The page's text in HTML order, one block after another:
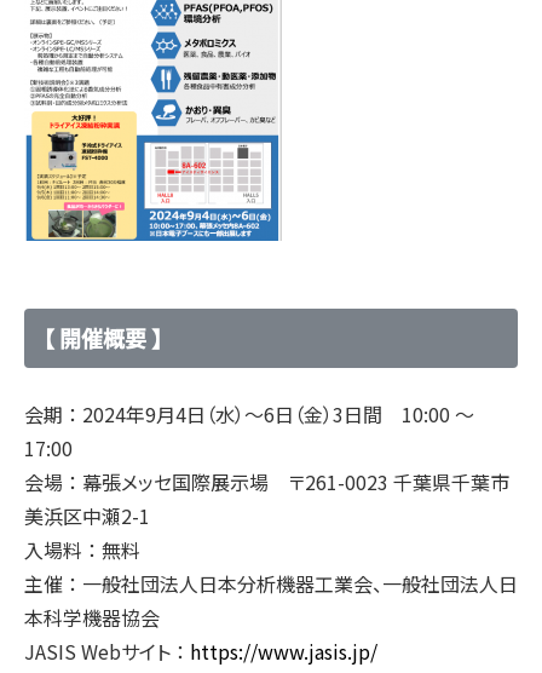
【 開催概要 】
会期 ： 2024年9月4日（水）～6日（金）3日間 10:00 ～
17:00
会場 ： 幕張メッセ国際展示場 〒261-0023 千葉県千葉市
美浜区中瀬2-1
入場料 ： 無料
主催 ： 一般社団法人日本分析機器工業会、一般社団法人日
本科学機器協会
JASIS Webサイト ： https://www.jasis.jp/